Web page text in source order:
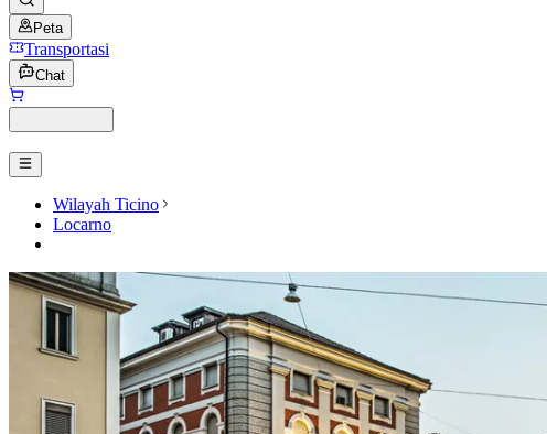
Peta
Transportasi
Chat
Wilayah Ticino
Locarno